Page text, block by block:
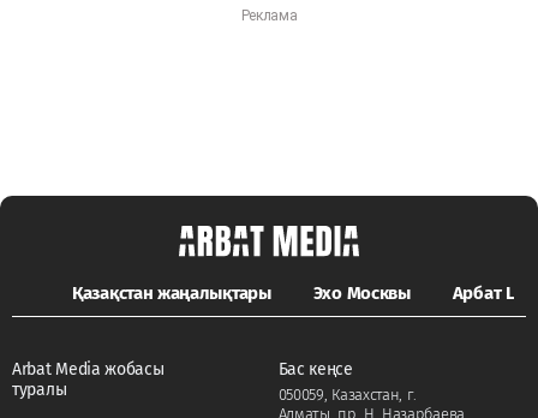
Қазақстан жаңалықтары Эхо Москвы Арбат LIFE
Arbat Media жобасы
туралы
Бас кеңсе
050059, Казахстан, г.
Алматы, пр. Н. Назарбаева